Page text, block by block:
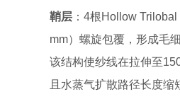
鞘层 ：4根Hollow
mm）螺旋包覆，形成毛
该结构使纱线在拉伸至
且水蒸气扩散路径长度